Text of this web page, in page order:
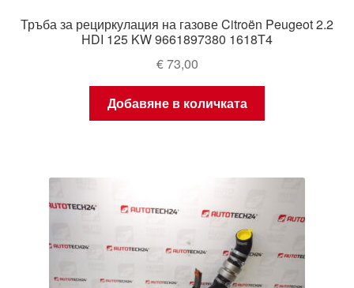
Тръба за рециркулация на газове Citroën Peugeot 2.2
HDI 125 KW 9661897380 1618T4
€73,00
Добавяне в количката